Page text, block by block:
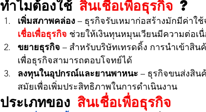
ทำไมต้องใช้ สินเชื่อเพื่อธุรกิจ ?
เพิ่มสภาพคล่อง – ธุรกิจรับเหมาก่อสร้างมักมีค่าใ
เชื่อเพื่อธุรกิจ ช่วยให้เงินทุนหมุนเวียนมีความต่อเนื่
ขยายธุรกิจ – สำหรับบริษัทเทรดดิ้ง การนำเข้าสิ
เพื่อธุรกิจสามารถตอบโจทย์ได้
ลงทุนในอุปกรณ์และยานพาหนะ – ธุรกิจขนส่งสิน
สมัยเพื่อเพิ่มประสิทธิภาพในการดำเนินงาน
ประเภทของ สินเชื่อเพื่อธุรกิจ